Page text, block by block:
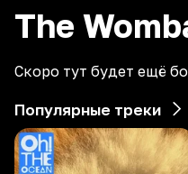
The
Скоро тут будет ещё
Популярные треки